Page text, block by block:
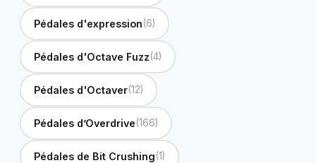
Pédales d'expression(6)
Pédales d'Octave Fuzz(4)
Pédales d'Octaver(12)
Pédales d’Overdrive(166)
Pédales de Bit Crushing(1)